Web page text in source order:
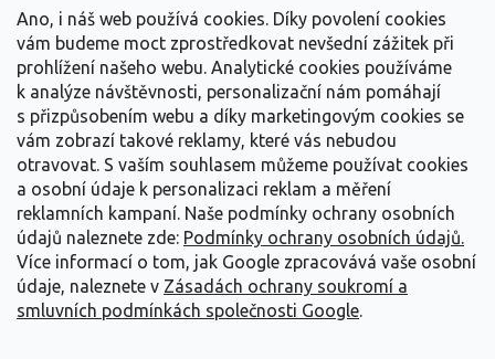
Ano, i náš web používá cookies. Díky povolení cookies
vám budeme moct zprostředkovat nevšední zážitek při
prohlížení našeho webu. Analytické cookies používáme
k analýze návštěvnosti, personalizační nám pomáhají
s přizpůsobením webu a díky marketingovým cookies se
vám zobrazí takové reklamy, které vás nebudou
otravovat. S vaším souhlasem můžeme používat cookies
a osobní údaje k personalizaci reklam a měření
reklamních kampaní. Naše podmínky ochrany osobních
údajů naleznete zde: Podmínky ochrany osobních údajů.
Více informací o tom, jak Google zpracovává vaše osobní
údaje, naleznete v Zásadách ochrany soukromí a
smluvních podmínkách společnosti Google.
Vše o nákupu
Informace pro Vás
Kontakujte nás